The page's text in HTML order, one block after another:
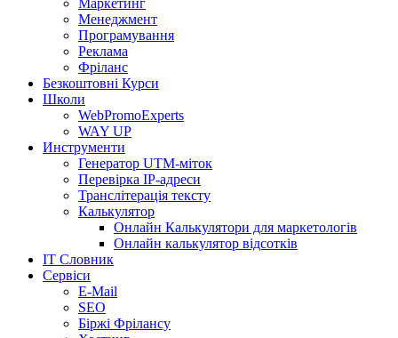
Маркетинг
Менеджмент
Програмування
Реклама
Фріланс
Безкоштовні Курси
Школи
WebPromoExperts
WAY UP
Инструменти
Генератор UTM-міток
Перевірка IP-адреси
Транслітерація тексту
Калькулятор
Онлайн Калькулятори для маркетологів
Онлайн калькулятор відсотків
IT Словник
Сервіси
E-Mail
SEO
Біржі Фрілансу